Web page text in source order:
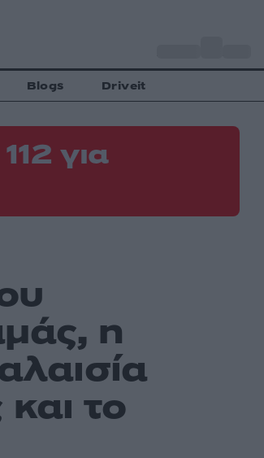
Blogs Driveit
για
η
το